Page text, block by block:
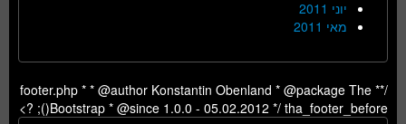
יוני 2011
מאי 2011
/** footer.php * * @author Konstantin Obenland * @package The
Bootstrap * @since 1.0.0 - 05.02.2012 */ tha_footer_before(); ?>